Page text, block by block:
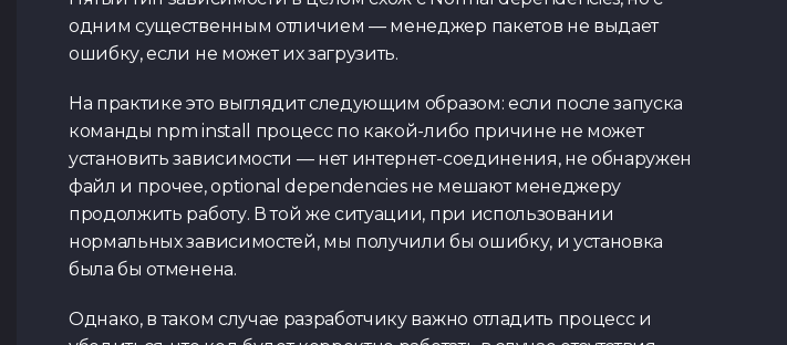
одним существенным отличием — менеджер пакетов не выдает
ошибку, если не может их загрузить.
На практике это выглядит следующим образом: если после запуска
команды npm install процесс по какой-либо причине не может
установить зависимости — нет интернет-соединения, не обнаружен
файл и прочее, optional dependencies не мешают менеджеру
продолжить работу. В той же ситуации, при использовании
нормальных зависимостей, мы получили бы ошибку, и установка
была бы отменена.
Однако, в таком случае разработчику важно отладить процесс и